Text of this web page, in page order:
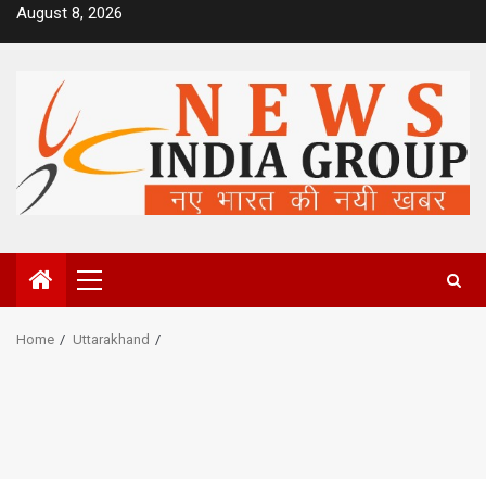
SkipAugust 8, 2026
Primary
Menu
Home Uttarakhand